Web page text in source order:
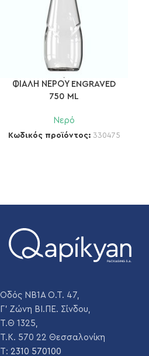
ΦΙΑΛΗ ΝΕΡΟΥ ENGRAVED
750 ML
Νερό
Κωδικός προϊόντος: 330475
Οδός ΝΒ1Α Ο.Τ. 47,
Γ' Ζώνη ΒΙ.ΠΕ. Σίνδου,
Τ.Θ 1325,
Τ.Κ. 570 22 Θεσσαλονίκη
T: 2310 570100